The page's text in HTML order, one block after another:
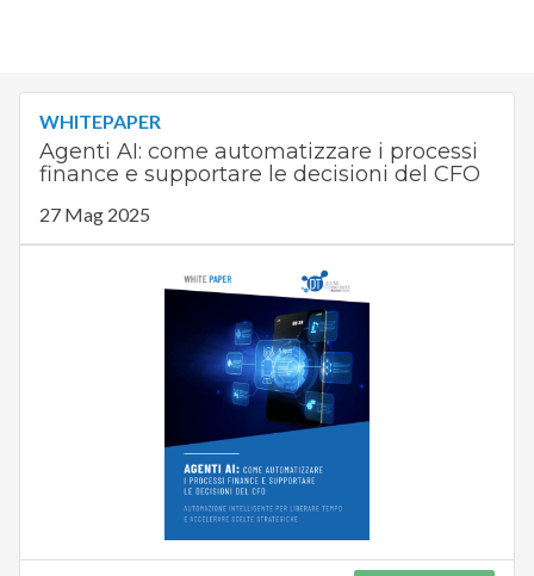
WHITEPAPER
Agenti AI: come automatizzare i processi
finance e supportare le decisioni del CFO
27 Mag 2025